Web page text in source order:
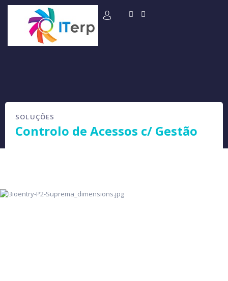
SOLUÇÕES
Controlo de Acessos c/ Gestão